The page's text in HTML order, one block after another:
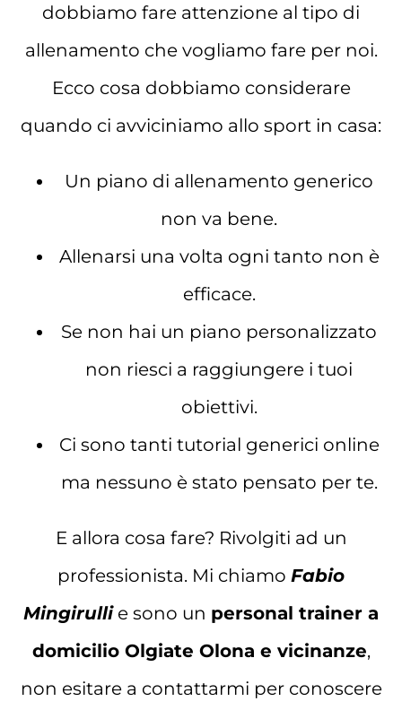
dobbiamo fare attenzione al tipo di
allenamento che vogliamo fare per noi.
Ecco cosa dobbiamo considerare
quando ci avviciniamo allo sport in casa:
Un piano di allenamento generico
non va bene.
Allenarsi una volta ogni tanto non è
efficace.
Se non hai un piano personalizzato
non riesci a raggiungere i tuoi
obiettivi.
Ci sono tanti tutorial generici online
ma nessuno è stato pensato per te.
E allora cosa fare? Rivolgiti ad un
professionista. Mi chiamo Fabio
Mingirullie sono un personal trainer a
domicilio Olgiate Olona e vicinanze,
non esitare a contattarmi per conoscere